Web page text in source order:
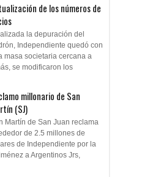
de los números de
la depuración del
Independiente quedó con
masa societaria cercana a
se modificaron los
millonario de San
(SJ)
Martín de San Juan reclama
de 2.5 millones de
de Independiente por la
a Argentinos Jrs,